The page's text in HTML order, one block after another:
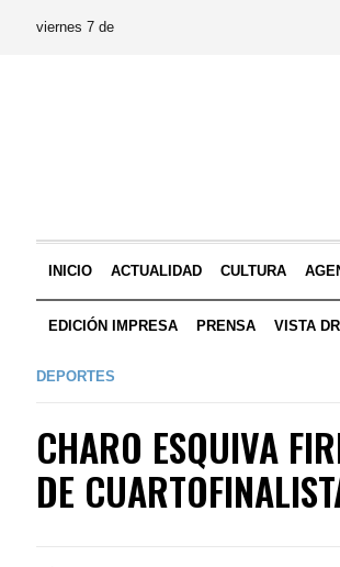
viernes 7 de
INICIO ACTUALIDAD CULTURA
EDICIÓN IMPRESA PRENSA VISTA
DEPORTES
CHARO ESQUIVA
DE